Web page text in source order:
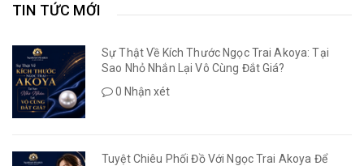
TIN TỨC MỚI
Sự Thật Về Kích Thước Ngọc Trai Akoya: Tại
Sao Nhỏ Nhắn Lại Vô Cùng Đắt Giá?
0 Nhận xét
Tuyệt Chiêu Phối Đồ Với Ngọc Trai Akoya Để